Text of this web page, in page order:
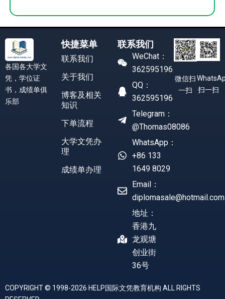
各国各大学文
凭，学位证
书，成绩单俱
乐部
快捷菜单
联系我们
关于我们
博客及相关
知识
下单流程
大学文凭办
理
成绩单办理
联系我们
WeChat：
362595196
QQ：
362595196
Telegram：
@Thomas08086
WhatsApp：
+86 133
1649 8029
Email：
diplomasale@hotmail.com
地址：
香港九
龙观塘
创业街
36号
微信扫
一扫
扫一扫
COPYRIGHT © 1998-2026 HELP国际文凭教育机构 ALL RIGHTS